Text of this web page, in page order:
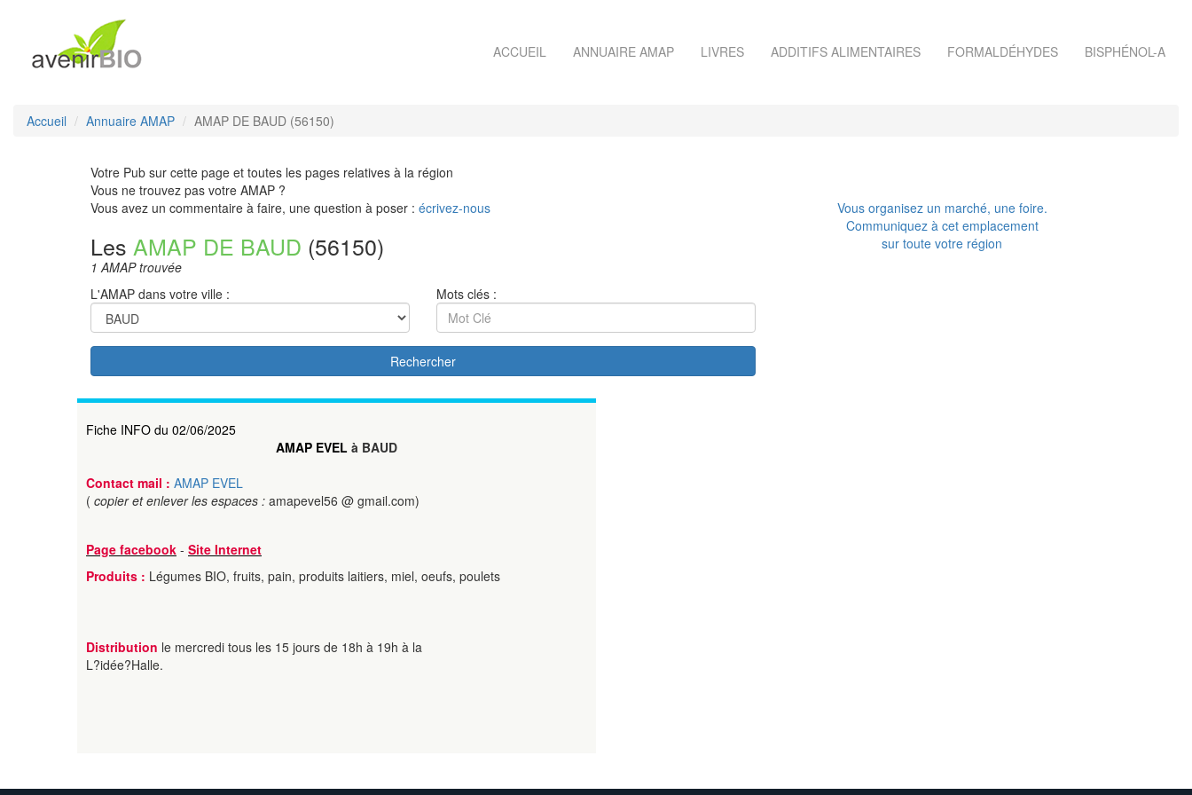
ACCUEIL ANNUAIRE AMAP LIVRES ADDITIFS ALIMENTAIRES FORMALDÉHYDES BISPHÉNOL-A
Accueil Annuaire AMAP AMAP DE BAUD (56150)
Votre Pub sur cette page et toutes les pages relatives à la région
Vous ne trouvez pas votre AMAP ?
Vous avez un commentaire à faire, une question à poser : écrivez-nous
Les AMAP DE BAUD (56150)
1 AMAP trouvée
L'AMAP dans votre ville :
Mots clés :
Rechercher
Vous organisez un marché, une foire.
Communiquez à cet emplacement
sur toute votre région
Fiche INFO du 02/06/2025
AMAP EVEL à BAUD
Contact mail : AMAP EVEL
( copier et enlever les espaces : amapevel56 @ gmail.com)
Page facebook - Site Internet
Produits : Légumes BIO, fruits, pain, produits laitiers, miel, oeufs, poulets
Distribution le mercredi tous les 15 jours de 18h à 19h à la
L?idée?Halle.